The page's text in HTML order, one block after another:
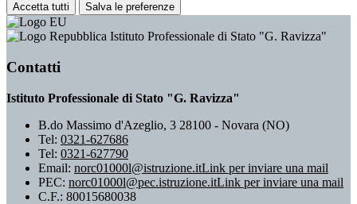
Accetta tutti Salva le preferenze
Istituto Professionale di Stato "G. Ravizza"
Contatti
Istituto Professionale di Stato "G. Ravizza"
B.do Massimo d'Azeglio, 3 28100 - Novara (NO)
Tel: 0321-627686
Tel: 0321-627790
Email: norc01000l@istruzione.itLink per inviare una mail
PEC: norc01000l@pec.istruzione.itLink per inviare una mail
C.F.: 80015680038